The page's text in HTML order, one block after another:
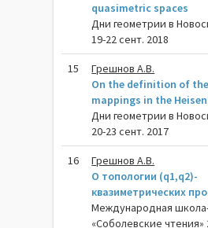
quasimetric spaces
Дни геометрии в
19-22 сент. 2018
15
Грешнов А.В.
On the definition of
mappings in the
Дни геометрии в
20-23 сент. 2017
16
Грешнов А.В.
О топологии (q1,q2)-
квазиметрических
Международная
«Соболевские чтения»